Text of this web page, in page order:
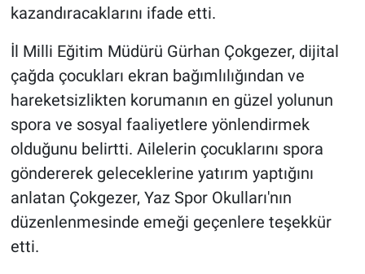
kazandıracaklarını ifade etti.
İl Milli Eğitim Müdürü Gürhan Çokgezer, dijital
çağda çocukları ekran bağımlılığından ve
hareketsizlikten korumanın en güzel yolunun
spora ve sosyal faaliyetlere yönlendirmek
olduğunu belirtti. Ailelerin çocuklarını spora
göndererek geleceklerine yatırım yaptığını
anlatan Çokgezer, Yaz Spor Okulları'nın
düzenlenmesinde emeği geçenlere teşekkür
etti.